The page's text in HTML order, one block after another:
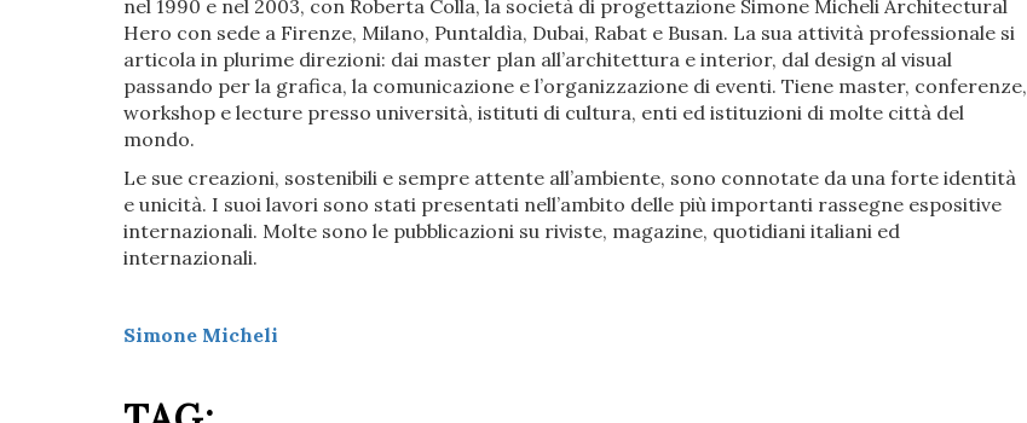
nel 1990 e nel 2003, con Roberta Colla, la società di progettazione Simone Micheli Architectural
Hero con sede a Firenze, Milano, Puntaldìa, Dubai, Rabat e Busan. La sua attività professionale si
articola in plurime direzioni: dai master plan all’architettura e interior, dal design al visual
passando per la grafica, la comunicazione e l’organizzazione di eventi. Tiene master, conferenze,
workshop e lecture presso università, istituti di cultura, enti ed istituzioni di molte città del
mondo.
Le sue creazioni, sostenibili e sempre attente all’ambiente, sono connotate da una forte identità
e unicità. I suoi lavori sono stati presentati nell’ambito delle più importanti rassegne espositive
internazionali. Molte sono le pubblicazioni su riviste, magazine, quotidiani italiani ed
internazionali.
Simone Micheli